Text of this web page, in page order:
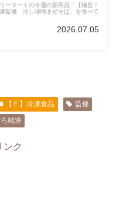
ーマートの今週の新商品「【極旨！
監修 冷し味噌まぜそば」を食べて
2026.07.05
【Ｆ】冷凍食品
監修
純連
ンク